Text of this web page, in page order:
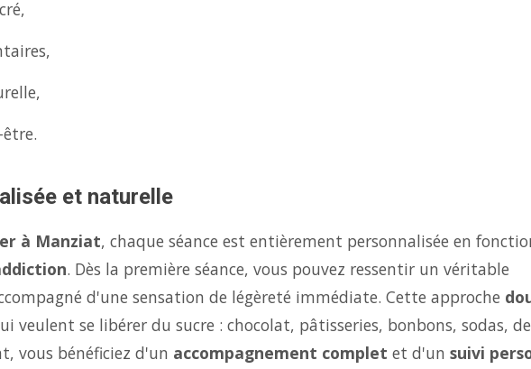
et naturelle
à Manziat, chaque séance est entièrement personnalisée en
. Dès la première séance, vous pouvez ressentir un véritable
d'une sensation de légèreté immédiate. Cette approche
veulent se libérer du sucre : chocolat, pâtisseries, bonbons, sodas,
vous bénéficiez d'un accompagnement complet et d'un suivi